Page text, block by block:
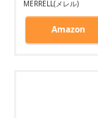
MERRELL(メレル)
Amazon